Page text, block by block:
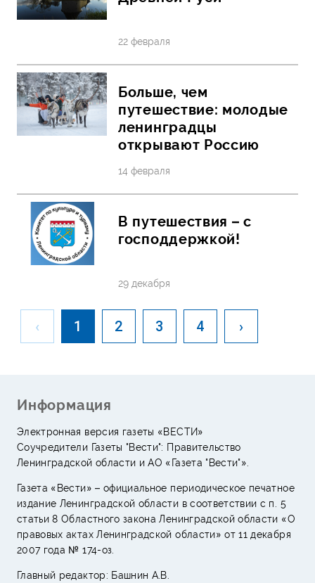
22 февраля
Больше, чем
путешествие: молодые
ленинградцы
открывают Россию
14 февраля
В путешествия – с
господдержкой!
29 декабря
‹ 1 2 3 4 ›
Информация
Электронная версия газеты «ВЕСТИ»
Соучредители Газеты "Вести": Правительство
Ленинградской области и АО «Газета "Вести"».
Газета «Вести» – официальное периодическое печатное
издание Ленинградской области в соответствии с п. 5
статьи 8 Областного закона Ленинградской области «О
правовых актах Ленинградской области» от 11 декабря
2007 года № 174-оз.
Главный редактор: Башнин А.В.